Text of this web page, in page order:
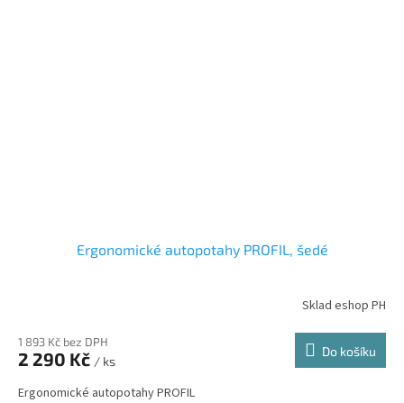
Ergonomické autopotahy PROFIL, šedé
Sklad eshop PH
1 893 Kč bez DPH
2 290 Kč / ks
Do košíku
Ergonomické autopotahy PROFIL